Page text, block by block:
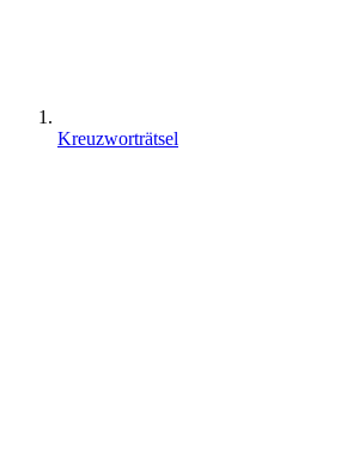
Kreuzworträtsel